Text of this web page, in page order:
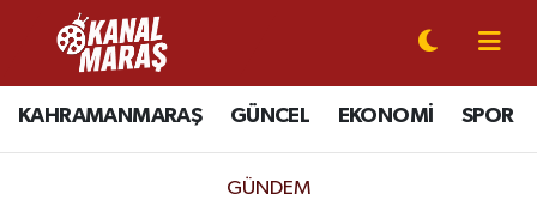
KAHRAMANMARAŞ GÜNCEL EKONOMİ SPOR
GÜNDEM
CANLI YAYIN
KAHRAMANMARAŞ
Kahramanmaraş Nöbetçi Eczaneler
Kahramanmaraş Hava Durumu